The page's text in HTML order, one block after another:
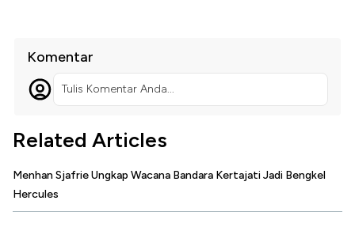
Komentar
Tulis Komentar Anda...
Related Articles
Menhan Sjafrie Ungkap Wacana Bandara Kertajati Jadi Bengkel
Hercules